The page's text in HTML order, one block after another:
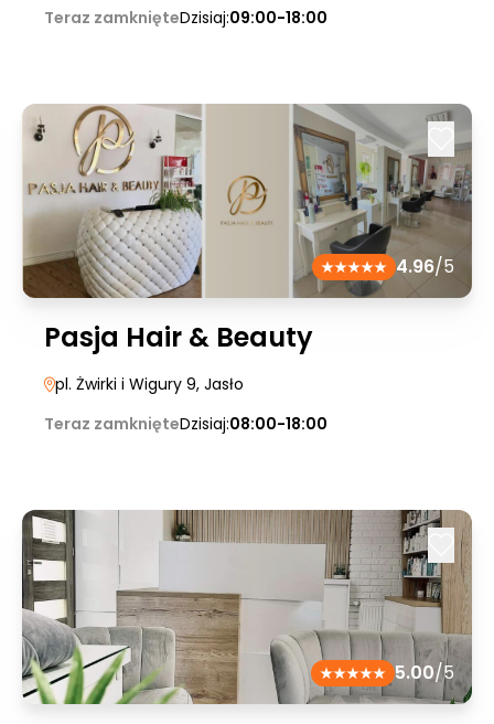
Teraz zamknięteDzisiaj:09:00-18:00
4.96/5
Pasja Hair & Beauty
pl. Żwirki i Wigury 9, Jasło
Teraz zamknięteDzisiaj:08:00-18:00
5.00/5